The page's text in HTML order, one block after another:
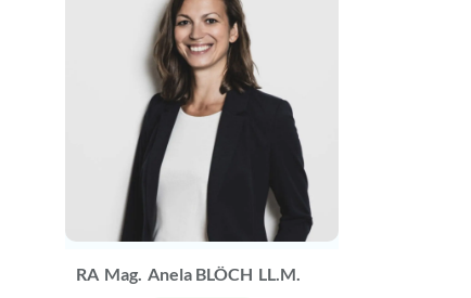
RA Mag. Anela BLÖCH LL.M.